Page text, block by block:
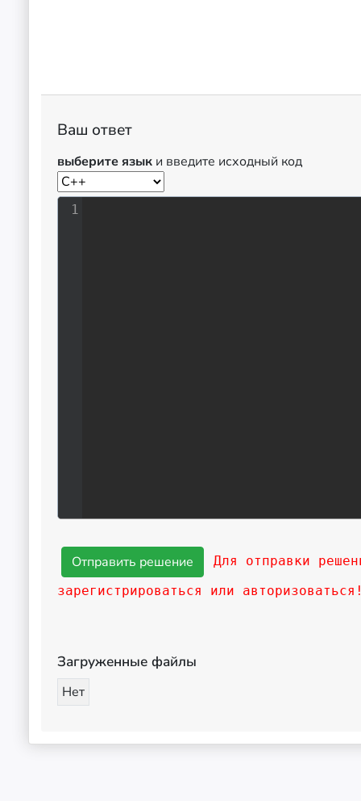
Ваш ответ
выберите язык и введите исходный код
1
Для отправки
зарегистрироваться или
Загруженные файлы
Нет